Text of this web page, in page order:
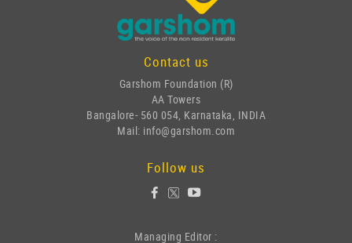
Contact us
Garshom Foundation (R)
AA Towers
Bangalore- 560 054, Karnataka, INDIA
Mail: info@garshom.com
Follow us
Managing Editor :